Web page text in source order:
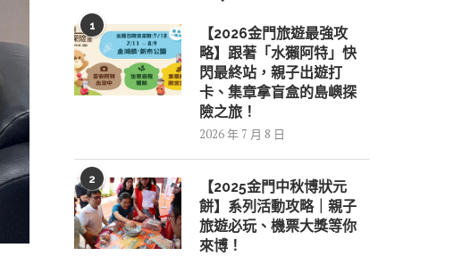
1
【2026金門旅遊最強攻
略】跟著「水獺阿特」快
閃最終站，親子出遊打
卡、集章拿盲盒的島嶼探
險之旅！
2026 年 7 月 8 日
2
【2025金門中秋博狀元
餅】系列活動攻略｜親子
旅遊必玩、機票大獎等你
來博！